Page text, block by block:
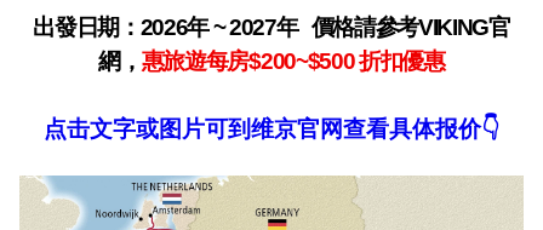
出發日期： 2026年~ 2027年 價格請參考VIKING官
網， 惠旅遊每房$200~$500折扣優惠
点击文字或图片可到维京官网查看具体报价👇